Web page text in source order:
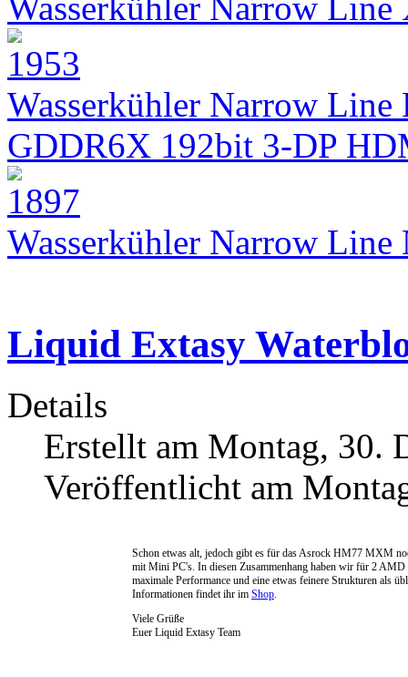
Wasserkühler Narrow Line
GDDR6X 192bit 3-DP
Wasserkühler Narrow
Liquid Extasy
Details
Erstellt am Montag, 30.
Veröffentlicht am
Schon etwas alt, jedoch gibt es für das Asrock HM77 MXM
mit Mini PC's. In diesen Zusammenhang haben wir für 2
maximale Performance und eine etwas feinere Strukturen als
Informationen findet ihr im Shop
Viele Grüße
Euer Liquid Extasy Team